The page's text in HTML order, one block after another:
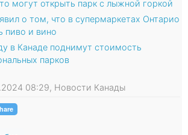
могут открыть парк с лыжной горкой
о том, что в супермаркетах Онтарио
пиво и вино
в Канаде поднимут стоимость
парков
08:29, Новости Канады